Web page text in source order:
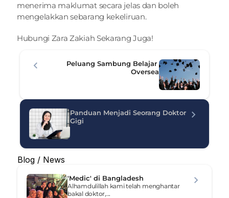
menerima maklumat secara jelas dan boleh
mengelakkan sebarang kekeliruan.
Hubungi Zara Zakiah Sekarang Juga!
Peluang Sambung Belajar
Oversea
Panduan Menjadi Seorang Doktor
Gigi
Blog / News
'Medic' di Bangladesh
Alhamdulillah kami telah menghantar
bakal doktor,...